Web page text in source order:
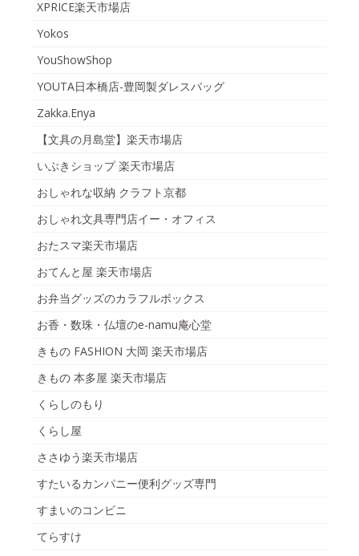
XPRICE楽天市場店
Yokos
YouShowShop
YOUTA日本橋店-豊岡製ダレスバッグ
Zakka.Enya
【文具の月島堂】楽天市場店
いぶきショップ 楽天市場店
おしゃれな収納 クラフト京都
おしゃれ文具専門店イー・オフィス
おたスマ楽天市場店
おてんと屋 楽天市場店
お弁当グッズのカラフルボックス
お香・数珠・仏壇のe-namu庵心堂
きもの FASHION 大岡 楽天市場店
きもの 本多屋 楽天市場店
くらしのもり
くらし屋
ささゆう楽天市場店
すたいるカンパニー便利グッズ専門
すまいのコンビニ
てらすけ